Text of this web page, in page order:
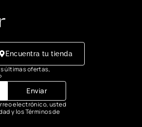
Encuentra tu tienda
últimas ofertas,
Enviar
electrónico, usted
y los Términos de